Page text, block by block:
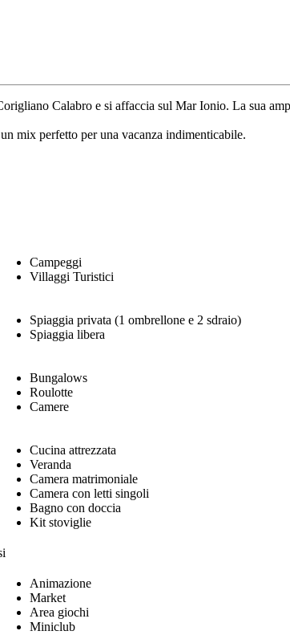
Calabro e si affaccia sul Mar Ionio. La sua
mix perfetto per una vacanza indimenticabile.
Campeggi
Villaggi Turistici
Spiaggia privata (1 ombrellone e 2 sdraio)
Spiaggia libera
Bungalows
Roulotte
Camere
Cucina attrezzata
Veranda
Camera matrimoniale
Camera con letti singoli
Bagno con doccia
Kit stoviglie
Animazione
Market
Area giochi
Miniclub